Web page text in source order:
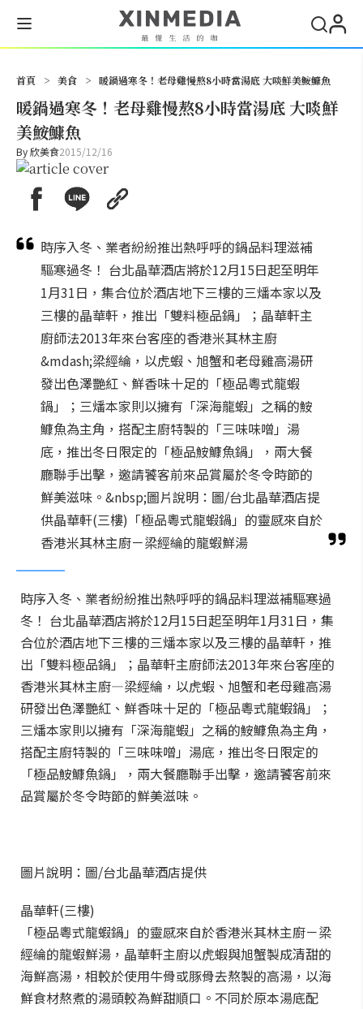
首頁 > 美食 > 暖鍋過寒冬！老母雞慢熬8小時當湯底 大啖鮮美鮟鱇魚
暖鍋過寒冬！老母雞慢熬8小時當湯底 大啖鮮
美鮟鱇魚
By欣美食2015/12/16
時序入冬、業者紛紛推出熱呼呼的鍋品料理滋補
驅寒過冬！ 台北晶華酒店將於12月15日起至明年
1月31日，集合位於酒店地下三樓的三燔本家以及
三樓的晶華軒，推出「雙料極品鍋」；晶華軒主
廚師法2013年來台客座的香港米其林主廚
&mdash;梁經綸，以虎蝦、旭蟹和老母雞高湯研
發出色澤艷紅、鮮香味十足的「極品粵式龍蝦
鍋」；三燔本家則以擁有「深海龍蝦」之稱的鮟
鱇魚為主角，搭配主廚特製的「三味味噌」湯
底，推出冬日限定的「極品鮟鱇魚鍋」，兩大餐
廳聯手出擊，邀請饕客前來品賞屬於冬令時節的
鮮美滋味。&nbsp;圖片說明：圖/台北晶華酒店提
供晶華軒(三樓)「極品粵式龍蝦鍋」的靈感來自於
香港米其林主廚－梁經綸的龍蝦鮮湯
時序入冬、業者紛紛推出熱呼呼的鍋品料理滋補驅寒過
冬！ 台北晶華酒店將於12月15日起至明年1月31日，集
合位於酒店地下三樓的三燔本家以及三樓的晶華軒，推
出「雙料極品鍋」；晶華軒主廚師法2013年來台客座的
香港米其林主廚—梁經綸，以虎蝦、旭蟹和老母雞高湯
研發出色澤艷紅、鮮香味十足的「極品粵式龍蝦鍋」；
三燔本家則以擁有「深海龍蝦」之稱的鮟鱇魚為主角，
搭配主廚特製的「三味味噌」湯底，推出冬日限定的
「極品鮟鱇魚鍋」，兩大餐廳聯手出擊，邀請饕客前來
品賞屬於冬令時節的鮮美滋味。
圖片說明：圖/台北晶華酒店提供
晶華軒(三樓)
「極品粵式龍蝦鍋」的靈感來自於香港米其林主廚－梁
經綸的龍蝦鮮湯，晶華軒主廚以虎蝦與旭蟹製成清甜的
海鮮高湯，相較於使用牛骨或豚骨去熬製的高湯，以海
鮮食材熬煮的湯頭較為鮮甜順口。不同於原本湯底配